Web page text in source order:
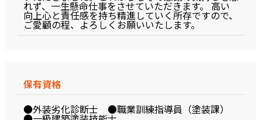
れず、一生懸命仕事をさせていただきます。 高い
向上心と責任感を持ち精進していく所存ですので、
ご愛顧の程、よろしくお願いいたします。
保有資格
●外装劣化診断士 ●職業訓練指導員（塗装課）